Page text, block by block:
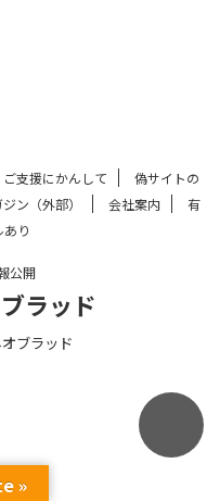
ご支援にかんして
偽サイトの
ン（外部） 会社案内
有
り
公開
ラッド
ブラッド
»